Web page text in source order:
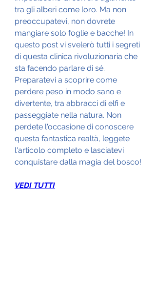
tra gli alberi come loro. Ma non
preoccupatevi, non dovrete
mangiare solo foglie e bacche! In
questo post vi svelerò tutti i segreti
di questa clinica rivoluzionaria che
sta facendo parlare di sé.
Preparatevi a scoprire come
perdere peso in modo sano e
divertente, tra abbracci di elfi e
passeggiate nella natura. Non
perdete l'occasione di conoscere
questa fantastica realtà, leggete
l'articolo completo e lasciatevi
conquistare dalla magia del bosco!
VEDI TUTTI